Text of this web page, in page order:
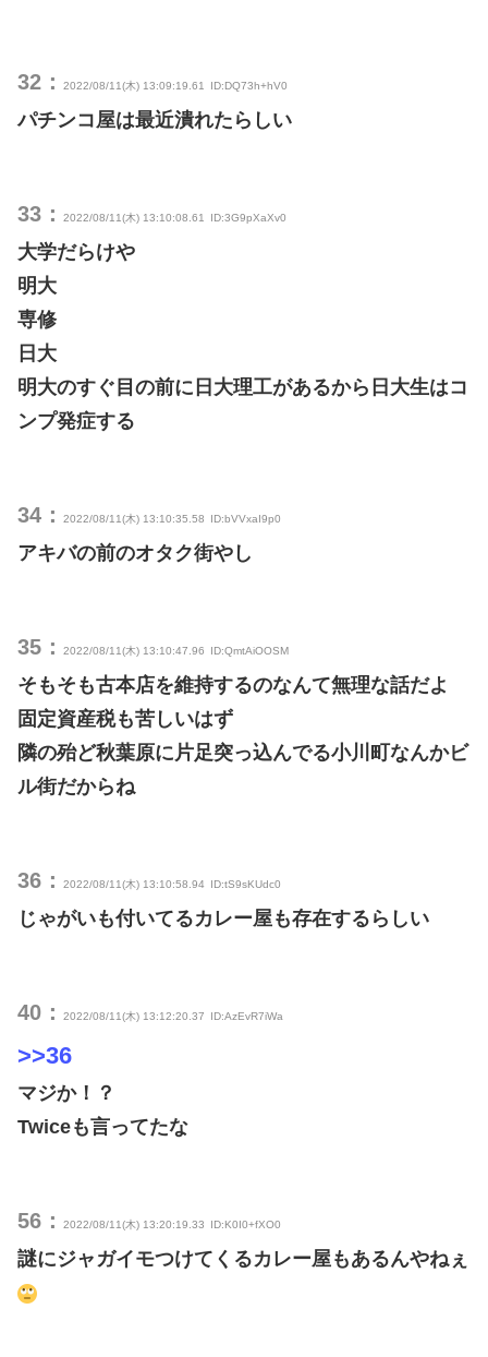
32： 2022/08/11(木) 13:09:19.61 ID:DQ73h+hV0
パチンコ屋は最近潰れたらしい
33： 2022/08/11(木) 13:10:08.61 ID:3G9pXaXv0
大学だらけや
明大
専修
日大
明大のすぐ目の前に日大理工があるから日大生はコ
ンプ発症する
34： 2022/08/11(木) 13:10:35.58 ID:bVVxaI9p0
アキバの前のオタク街やし
35： 2022/08/11(木) 13:10:47.96 ID:QmtAiOOSM
そもそも古本店を維持するのなんて無理な話だよ
固定資産税も苦しいはず
隣の殆ど秋葉原に片足突っ込んでる小川町なんかビ
ル街だからね
36： 2022/08/11(木) 13:10:58.94 ID:tS9sKUdc0
じゃがいも付いてるカレー屋も存在するらしい
40： 2022/08/11(木) 13:12:20.37 ID:AzEvR7iWa
>>36
マジか！？
Twiceも言ってたな
56： 2022/08/11(木) 13:20:19.33 ID:K0I0+fXO0
謎にジャガイモつけてくるカレー屋もあるんやねぇ